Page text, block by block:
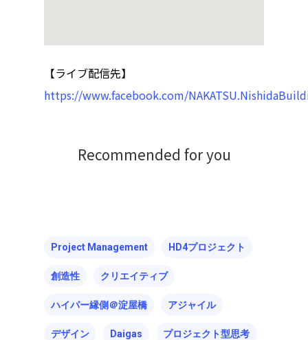
【ライブ配信先】
https://www.facebook.com/
Recommended for you
Project Management HD4プロジェクト
創造性 クリエイティブ
ハイパー縁側＠淀屋橋 アジャイル
デザイン Daigas プロジェクト型思考